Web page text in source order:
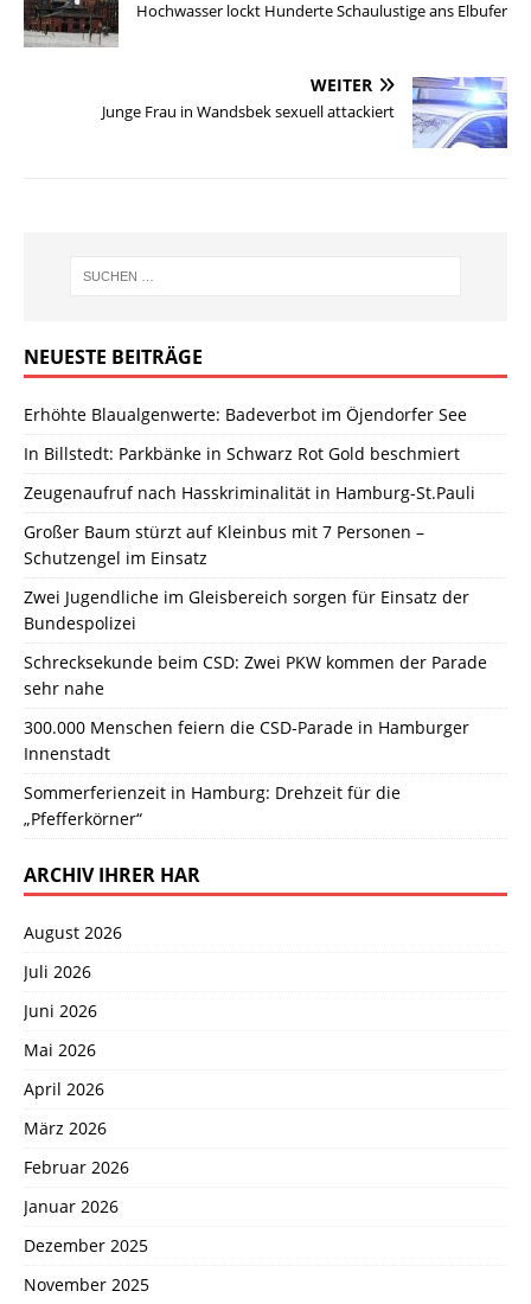
Hochwasser lockt Hunderte Schaulustige ans Elbufer
WEITER
Junge Frau in Wandsbek sexuell attackiert
NEUESTE BEITRÄGE
Erhöhte Blaualgenwerte: Badeverbot im Öjendorfer See
In Billstedt: Parkbänke in Schwarz Rot Gold beschmiert
Zeugenaufruf nach Hasskriminalität in Hamburg-St.Pauli
Großer Baum stürzt auf Kleinbus mit 7 Personen –
Schutzengel im Einsatz
Zwei Jugendliche im Gleisbereich sorgen für Einsatz der
Bundespolizei
Schrecksekunde beim CSD: Zwei PKW kommen der Parade
sehr nahe
300.000 Menschen feiern die CSD-Parade in Hamburger
Innenstadt
Sommerferienzeit in Hamburg: Drehzeit für die
„Pfefferkörner“
ARCHIV IHRER HAR
August 2026
Juli 2026
Juni 2026
Mai 2026
April 2026
März 2026
Februar 2026
Januar 2026
Dezember 2025
November 2025